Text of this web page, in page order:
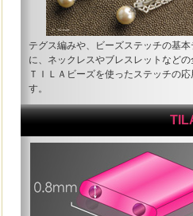
テグス編みや、ビーズステッチの基
に、ネックレスやブレスレットなど
ＴＩＬＡビーズを使ったステッチの
す。